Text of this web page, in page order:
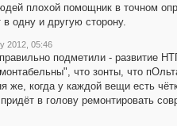
плохой помощник в точном
одну и другую сторону.
2012, 05:46
подметили - развитие
что зонты, что
же, когда у каждой вещи есть
в голову ремонтировать